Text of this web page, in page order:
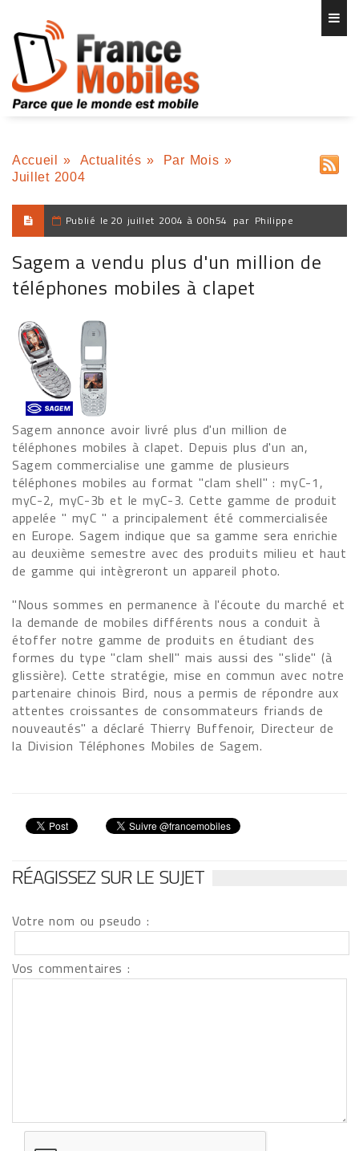
Accueil » Actualités » Par Mois »
Juillet 2004
Publié le 20 juillet 2004 à 00h54 par Philippe
Sagem a vendu plus d'un million de
téléphones mobiles à clapet
Sagem annonce avoir livré plus d'un million de
téléphones mobiles à clapet. Depuis plus d'un an,
Sagem commercialise une gamme de plusieurs
téléphones mobiles au format "clam shell" : myC-1,
myC-2, myC-3b et le myC-3. Cette gamme de produit
appelée " myC " a principalement été commercialisée
en Europe. Sagem indique que sa gamme sera enrichie
au deuxième semestre avec des produits milieu et haut
de gamme qui intègreront un appareil photo.
"Nous sommes en permanence à l'écoute du marché et
la demande de mobiles différents nous a conduit à
étoffer notre gamme de produits en étudiant des
formes du type "clam shell" mais aussi des "slide" (à
glissière). Cette stratégie, mise en commun avec notre
partenaire chinois Bird, nous a permis de répondre aux
attentes croissantes de consommateurs friands de
nouveautés" a déclaré Thierry Buffenoir, Directeur de
la Division Téléphones Mobiles de Sagem.
RÉAGISSEZ SUR LE SUJET
Votre nom ou pseudo :
Vos commentaires :